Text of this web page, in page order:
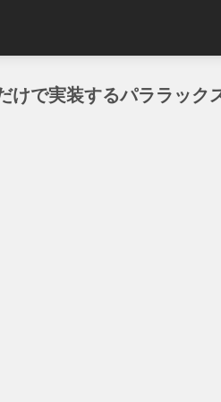
けで実装するパララック